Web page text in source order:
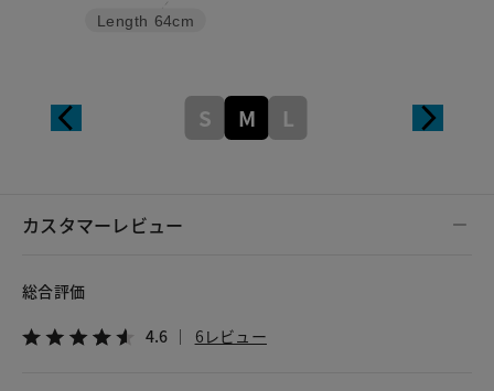
Length 64cm
S M L
カスタマーレビュー
総合評価
4.6 6レビュー